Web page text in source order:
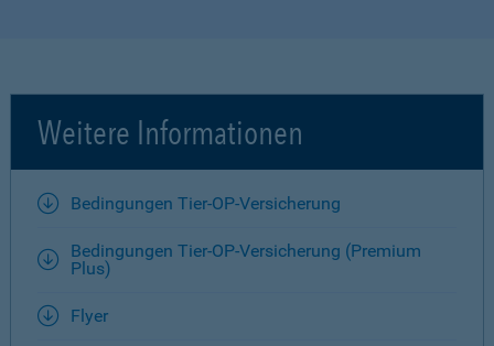
Weitere Informationen
Bedingungen Tier-OP-Versicherung
Bedingungen Tier-OP-Versicherung (Premium
Plus)
Flyer